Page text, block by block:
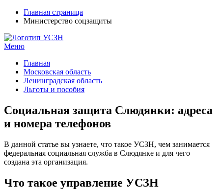
Главная страница
Министерство соцзащиты
Меню
Главная
Московская область
Ленинградская область
Льготы и пособия
Социальная защита Слюдянки: адреса
и номера телефонов
В данной статье вы узнаете, что такое УСЗН, чем занимается
федеральная социальная служба в Слюдянке и для чего
создана эта организация.
Что такое управление УСЗН